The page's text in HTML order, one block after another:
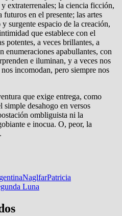
extraterrenales; la ciencia ficción,
en el presente; las artes
surgente espacio de la creación,
que establece con el
potentes, a veces brillantes, a
enumeraciones apabullantes, con
e iluminan, y a veces nos
incomodan, pero siempre nos
que exige entrega, como
simple desahogo en versos
ombliguista ni la
e inocua. O, peor, la
NaglfarPatricia
Luna